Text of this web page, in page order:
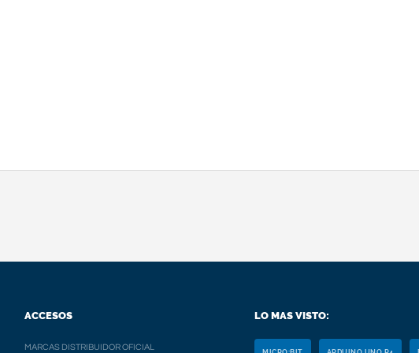
ACCESOS
MARCAS DISTRIBUIDOR OFICIAL
LO MAS VISTO: